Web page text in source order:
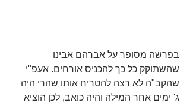
בפרשה מסופר על אברהם אבינו
שהשתוקק כל כך להכניס אורחים. אעפ"י
שהקב"ה לא רצה להטריח אותו שהרי היה
ג' ימים אחר המילה והיה כואב, לכן הוציא